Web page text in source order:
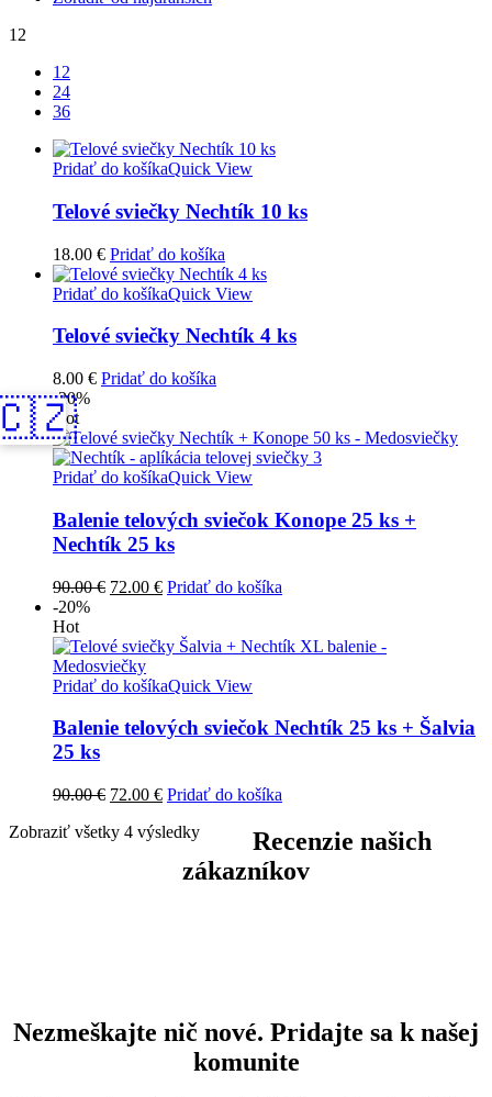
12
12
24
36
Pridať do košíkaQuick View
Telové sviečky Nechtík 10 ks
18.00 € Pridať do košíka
Pridať do košíkaQuick View
Telové sviečky Nechtík 4 ks
8.00 € Pridať do košíka
-20%
Hot
Pridať do košíkaQuick View
Balenie telových sviečok Konope 25 ks +
Nechtík 25 ks
90.00€ Pôvodná
90.00 €.
72.00 €Aktuálna
72.00 €.
Pridať do košíka
-20%
Hot
Pridať do košíkaQuick View
Balenie telových sviečok Nechtík 25 ks + Šalvia
25 ks
90.00€ Pôvodná
bola:
72.00 €Aktuálna
je:
Pridať do košíka
Zobraziť všetky 4 výsledky
Recenzie našich
zákazníkov
Nezmeškajte nič nové. Pridajte sa k našej
komunite